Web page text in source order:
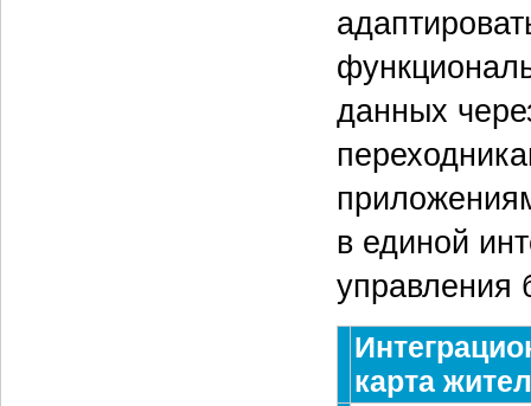
данных
в единой
управления
карта